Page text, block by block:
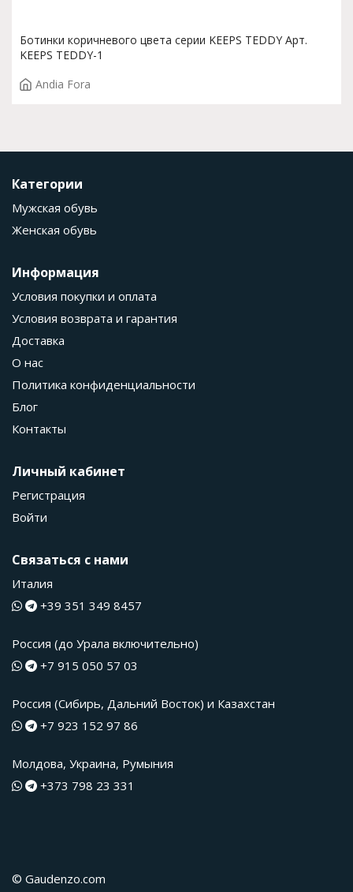
Ботинки коричневого цвета серии KEEPS TEDDY Арт.
KEEPS TEDDY-1
Andia Fora
Категории
Мужская обувь
Женская обувь
Информация
Условия покупки и оплата
Условия возврата и гарантия
Доставка
О нас
Политика конфиденциальности
Блог
Контакты
Личный кабинет
Регистрация
Войти
Связаться с нами
Италия
+39 351 349 8457
Россия (до Урала включительно)
+7 915 050 57 03
Россия (Сибирь, Дальний Восток) и Казахстан
+7 923 152 97 86
Молдова, Украина, Румыния
+373 798 23 331
© Gaudenzo.com